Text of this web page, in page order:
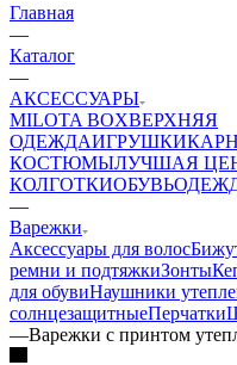
Главная
—
Каталог
—
АКСЕССУАРЫ
MILOTA BOXВЕРХНЯЯ
ОДЕЖДАИГРУШКИ
КОСТЮМЫЛУЧШАЯ
КОЛГОТКИОБУВЬ
—
Варежки
Аксессуары для волос
ремни и подтяжкиЗонты
для обувиНаушники
солнцезащитныеПерчатки
—Варежки с принтом